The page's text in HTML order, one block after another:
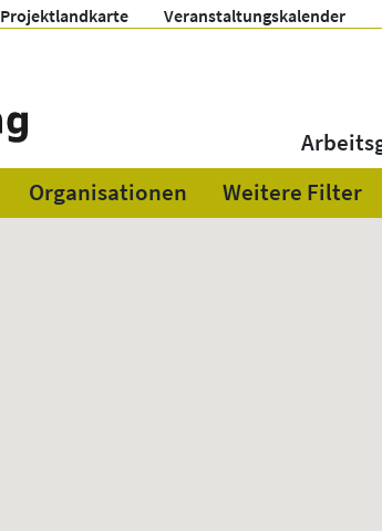
Projektlandkarte Veranstaltungskalender
Organisationen Weitere Filter